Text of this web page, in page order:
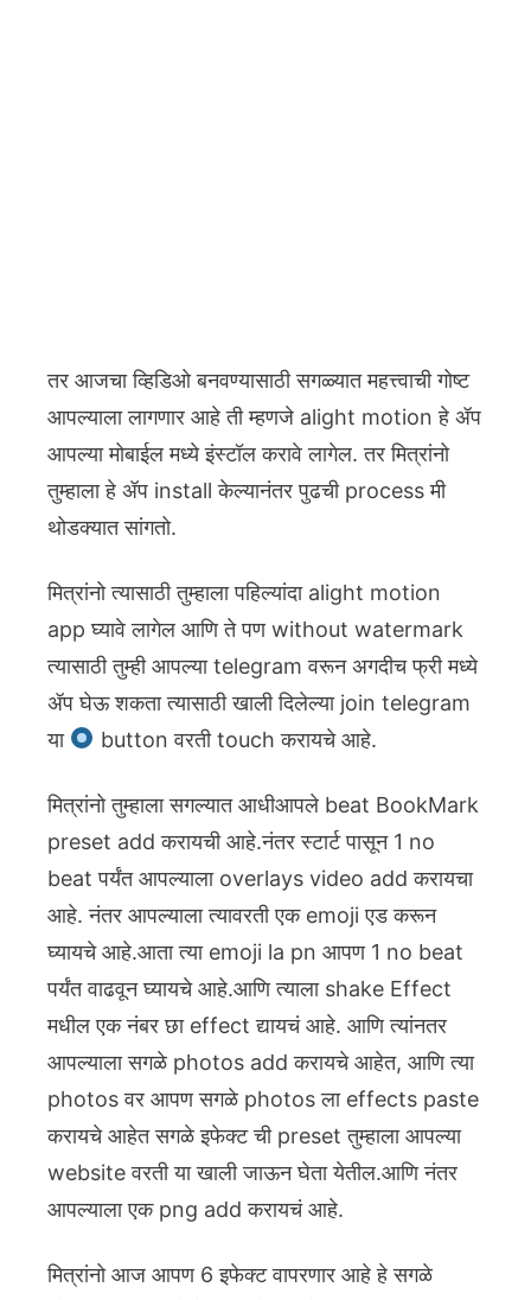
तर आजचा व्हिडिओ बनवण्यासाठी सगळ्यात महत्त्वाची गोष्ट
आपल्याला लागणार आहे ती म्हणजे alight motion हे ॲप
आपल्या मोबाईल मध्ये इंस्टॉल करावे लागेल. तर मित्रांनो
तुम्हाला हे ॲप install केल्यानंतर पुढची process मी
थोडक्यात सांगतो.
मित्रांनो त्यासाठी तुम्हाला पहिल्यांदा alight motion
app घ्यावे लागेल आणि ते पण without watermark
त्यासाठी तुम्ही आपल्या telegram वरून अगदीच फ्री मध्ये
ॲप घेऊ शकता त्यासाठी खाली दिलेल्या join telegram
या
button वरती touch करायचे आहे.
मित्रांनो तुम्हाला सगल्यात आधीआपले beat BookMark
preset add करायची आहे.नंतर स्टार्ट पासून 1 no
beat पर्यंत आपल्याला overlays video add करायचा
आहे. नंतर आपल्याला त्यावरती एक emoji एड करून
घ्यायचे आहे.आता त्या emoji la pn आपण 1 no beat
पर्यंत वाढवून घ्यायचे आहे.आणि त्याला shake Effect
मधील एक नंबर छा effect द्यायचं आहे. आणि त्यांनतर
आपल्याला सगळे photos add करायचे आहेत, आणि त्या
photos वर आपण सगळे photos ला effects paste
करायचे आहेत सगळे इफेक्ट ची preset तुम्हाला आपल्या
website वरती या खाली जाऊन घेता येतील.आणि नंतर
आपल्याला एक png add करायचं आहे.
मित्रांनो आज आपण 6 इफेक्ट वापरणार आहे हे सगळे